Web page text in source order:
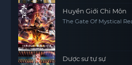
Huyền Giới Chi Môn
The Gate Of Mystical
Dược sư tự sự